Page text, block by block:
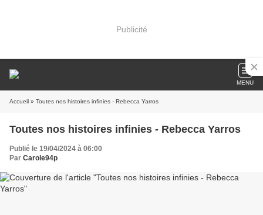
Publicité
MENU
Accueil » Toutes nos histoires infinies - Rebecca Yarros
Toutes nos histoires infinies - Rebecca Yarros
Publié le 19/04/2024 à 06:00
Par Carole94p